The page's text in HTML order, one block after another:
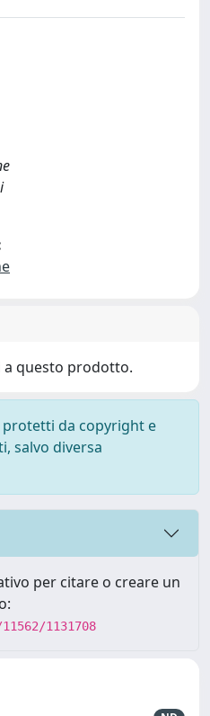
a questo prodotto.
protetti da copyright e
salvo diversa
per citare o creare un
1131708